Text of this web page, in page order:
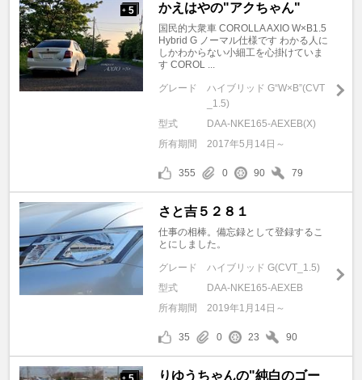
+ 5 かえはやの"アクちゃん"
国民的大衆車 COROLLA AXIO W×B1.5
Hybrid G ノーマル仕様です わかる人に
しかわからない小細工を心掛けていま
す COROL ...
グレード
ハイブリッド G“W×B”(CVT
_1.5)
型式
DAA-NKE165-AEXEB(X)
所有期間
2017年5月14日～
355 0 90 79
さと吉５２８１
仕事の相棒。備忘録として登録するこ
とにしました。
グレード
ハイブリッド G(CVT_1.5)
型式
DAA-NKE165-AEXEB
所有期間
2019年1月14日～
35 0 23 90
+ りゆうちゃんの"純白のゴー